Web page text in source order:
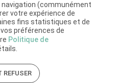
(communément
votre expérience de
fins statistiques et de
préférences de
Politique de
REFUSER